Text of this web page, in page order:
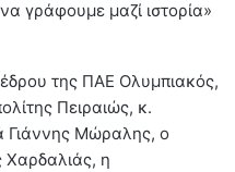
γράφουμε μαζί ιστορία»
της ΠΑΕ Ολυμπιακός,
Πειραιώς, κ.
Γιάννης Μώραλης, ο
Χαρδαλιάς, η